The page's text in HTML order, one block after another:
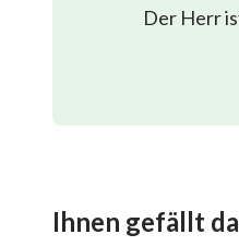
Der Herr
Ihnen gefällt